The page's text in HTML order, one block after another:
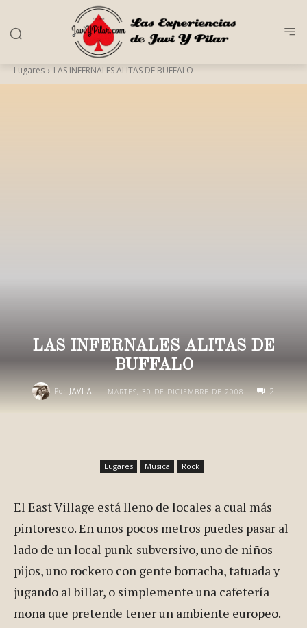
Lugares LAS INFERNALES ALITAS DE BUFFALO
LAS INFERNALES ALITAS DE
BUFFALO
Por JAVI A. - MARTES, 30 DE DICIEMBRE DE 2008 2
Lugares Música Rock
El East Village está lleno de locales a cual más
pintoresco. En unos pocos metros puedes pasar al
lado de un local punk-subversivo, uno de niños
pijos, uno rockero con gente borracha, tatuada y
jugando al billar, o simplemente una cafetería
mona que pretende tener un ambiente europeo.